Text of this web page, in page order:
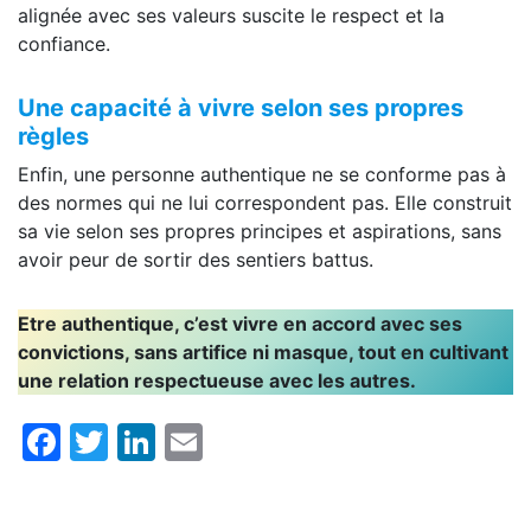
alignée avec ses valeurs suscite le respect et la
confiance.
Une capacité à vivre selon ses propres
règles
Enfin, une personne authentique ne se conforme pas à
des normes qui ne lui correspondent pas. Elle construit
sa vie selon ses propres principes et aspirations, sans
avoir peur de sortir des sentiers battus.
Etre authentique, c’est vivre en accord avec ses
convictions, sans artifice ni masque, tout en cultivant
une relation respectueuse avec les autres.
Facebook
TwitterLinkedIn